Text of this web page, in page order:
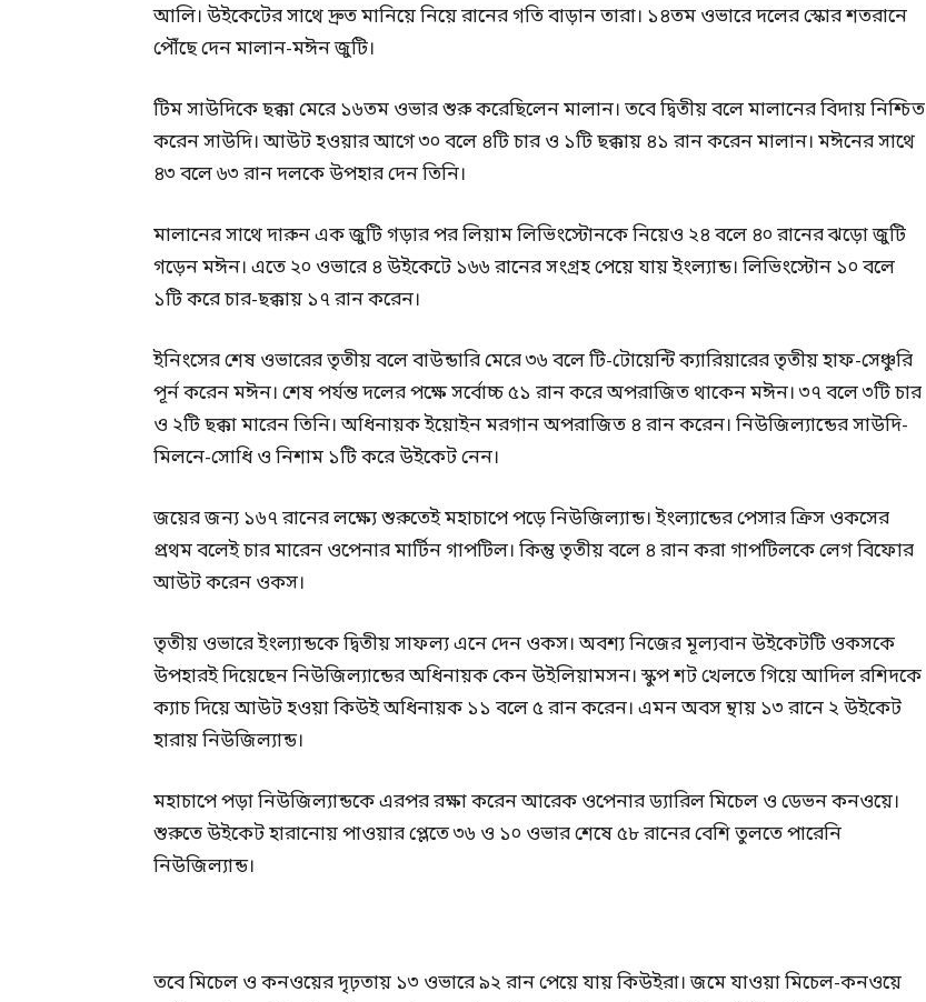
আলি। উইকেটের সাথে দ্রুত মানিয়ে নিয়ে রানের গতি বাড়ান তারা। ১৪তম ওভারে দলের স্কোর শতরানে
পৌঁছে দেন মালান-মঈন জুটি।
টিম সাউদিকে ছক্কা মেরে ১৬তম ওভার শুরু করেছিলেন মালান। তবে দ্বিতীয় বলে মালানের বিদায় নিশ্চিত
করেন সাউদি। আউট হওয়ার আগে ৩০ বলে ৪টি চার ও ১টি ছক্কায় ৪১ রান করেন মালান। মঈনের সাথে
৪৩ বলে ৬৩ রান দলকে উপহার দেন তিনি।
মালানের সাথে দারুন এক জুটি গড়ার পর লিয়াম লিভিংস্টোনকে নিয়েও ২৪ বলে ৪০ রানের ঝড়ো জুটি
গড়েন মঈন। এতে ২০ ওভারে ৪ উইকেটে ১৬৬ রানের সংগ্রহ পেয়ে যায় ইংল্যান্ড। লিভিংস্টোন ১০ বলে
১টি করে চার-ছক্কায় ১৭ রান করেন।
ইনিংসের শেষ ওভারের তৃতীয় বলে বাউন্ডারি মেরে ৩৬ বলে টি-টোয়েন্টি ক্যারিয়ারের তৃতীয় হাফ-সেঞ্চুরি
পূর্ন করেন মঈন। শেষ পর্যন্ত দলের পক্ষে সর্বোচ্চ ৫১ রান করে অপরাজিত থাকেন মঈন। ৩৭ বলে ৩টি চার
ও ২টি ছক্কা মারেন তিনি। অধিনায়ক ইয়োইন মরগান অপরাজিত ৪ রান করেন। নিউজিল্যান্ডের সাউদি-
মিলনে-সোধি ও নিশাম ১টি করে উইকেট নেন।
জয়ের জন্য ১৬৭ রানের লক্ষ্যে শুরুতেই মহাচাপে পড়ে নিউজিল্যান্ড। ইংল্যান্ডের পেসার ক্রিস ওকসের
প্রথম বলেই চার মারেন ওপেনার মার্টিন গাপটিল। কিন্তু তৃতীয় বলে ৪ রান করা গাপটিলকে লেগ বিফোর
আউট করেন ওকস।
তৃতীয় ওভারে ইংল্যান্ডকে দ্বিতীয় সাফল্য এনে দেন ওকস। অবশ্য নিজের মূল্যবান উইকেটটি ওকসকে
উপহারই দিয়েছেন নিউজিল্যান্ডের অধিনায়ক কেন উইলিয়ামসন। স্কুপ শট খেলতে গিয়ে আদিল রশিদকে
ক্যাচ দিয়ে আউট হওয়া কিউই অধিনায়ক ১১ বলে ৫ রান করেন। এমন অবস ন্থায় ১৩ রানে ২ উইকেট
হারায় নিউজিল্যান্ড।
মহাচাপে পড়া নিউজিল্যান্ডকে এরপর রক্ষা করেন আরেক ওপেনার ড্যারিল মিচেল ও ডেভন কনওয়ে।
শুরুতে উইকেট হারানোয় পাওয়ার প্লেতে ৩৬ ও ১০ ওভার শেষে ৫৮ রানের বেশি তুলতে পারেনি
নিউজিল্যান্ড।
তবে মিচেল ও কনওয়ের দৃঢ়তায় ১৩ ওভারে ৯২ রান পেয়ে যায় কিউইরা। জমে যাওয়া মিচেল-কনওয়ে